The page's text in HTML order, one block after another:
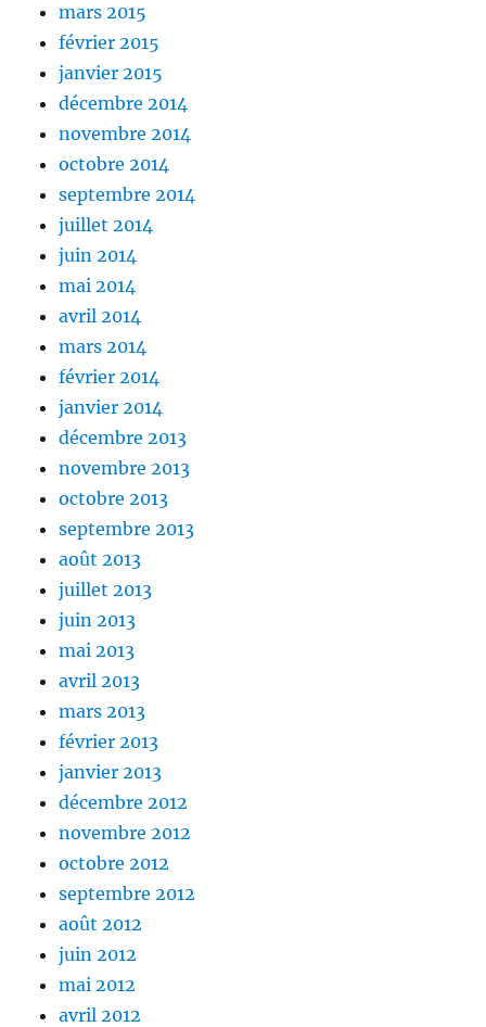
mars 2015
février 2015
janvier 2015
décembre 2014
novembre 2014
octobre 2014
septembre 2014
juillet 2014
juin 2014
mai 2014
avril 2014
mars 2014
février 2014
janvier 2014
décembre 2013
novembre 2013
octobre 2013
septembre 2013
août 2013
juillet 2013
juin 2013
mai 2013
avril 2013
mars 2013
février 2013
janvier 2013
décembre 2012
novembre 2012
octobre 2012
septembre 2012
août 2012
juin 2012
mai 2012
avril 2012